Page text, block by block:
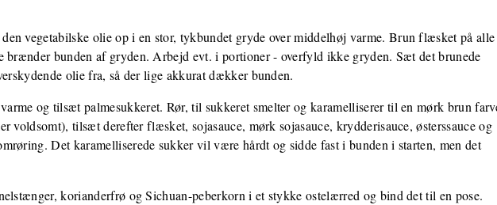
vegetabilske olie op i en stor, tykbundet gryde over middelhøj varme. Brun flæsket på alle
brænder bunden af gryden. Arbejd evt. i portioner - overfyld ikke gryden. Sæt det brunede
olie fra, så der lige akkurat dækker bunden.
og tilsæt palmesukkeret. Rør, til sukkeret smelter og karamelliserer til en mørk brun
voldsomt), tilsæt derefter flæsket, sojasauce, mørk sojasauce, krydderisauce, østerssauce og
Det karamelliserede sukker vil være hårdt og sidde fast i bunden i starten, men det
korianderfrø og Sichuan-peberkorn i et stykke ostelærred og bind det til en pose.